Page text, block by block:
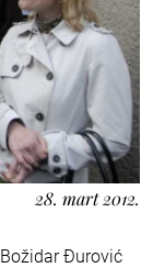
28. mart 2012.
Đurović